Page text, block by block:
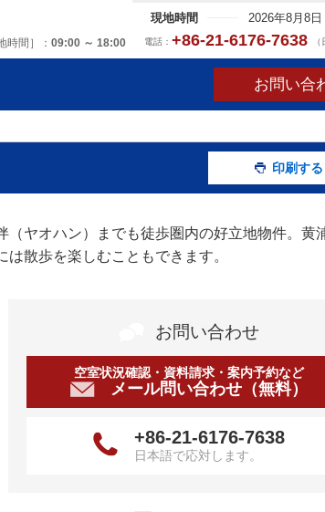
現地時間 2026年8月8
時間］ 09:00 ～ 18:00 電話： +86-21-6176-7638
お問い合
印刷する
ヤオハン）までも徒歩圏内の好立地物件。黄
散歩を楽しむこともできます。
お問い合わせ
空室状況確認・資料請求・案内予約など
メール問い合わせ（無料）
+86-21-6176-7638
日本語で応対します。